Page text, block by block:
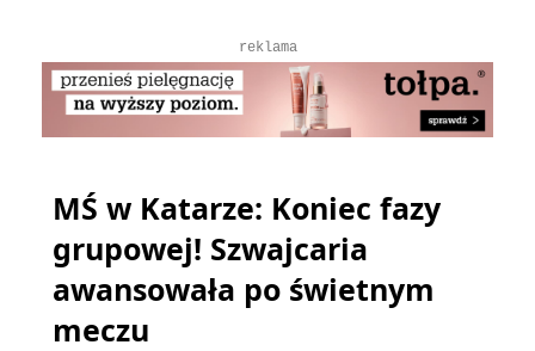
reklama
MŚ w Katarze: Koniec fazy
grupowej! Szwajcaria
awansowała po świetnym
meczu